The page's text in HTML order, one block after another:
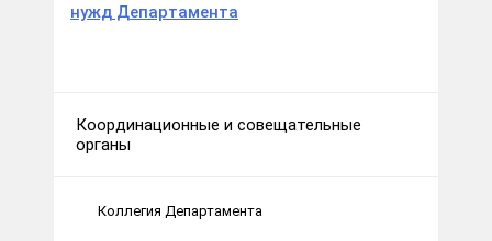
нужд Департамента
Координационные и совещательные
органы
Коллегия Департамента